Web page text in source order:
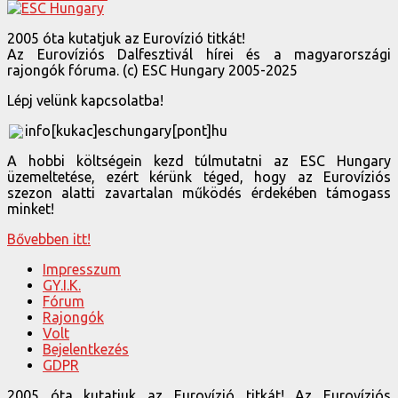
2005 óta kutatjuk az Eurovízió titkát!
Az Eurovíziós Dalfesztivál hírei és a magyarországi
rajongók fóruma. (c) ESC Hungary 2005-2025
Lépj velünk kapcsolatba!
info[kukac]eschungary[pont]hu
A hobbi költségein kezd túlmutatni az ESC Hungary
üzemeltetése, ezért kérünk téged, hogy az Eurovíziós
szezon alatti zavartalan működés érdekében támogass
minket!
Bővebben itt!
Impresszum
GY.I.K.
Fórum
Rajongók
Volt
Bejelentkezés
GDPR